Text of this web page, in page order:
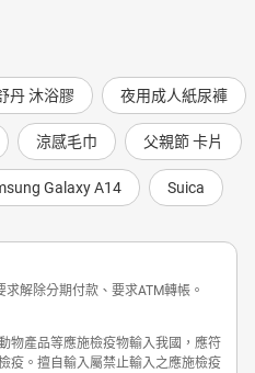
丹 沐浴膠 夜用成人紙尿褲
涼感毛巾 父親節 卡片
Galaxy A14 Suica
解除分期付款、要求ATM轉帳。
物產品等應施檢疫物輸入我國，應符
疫。擅自輸入屬禁止輸入之應施檢疫